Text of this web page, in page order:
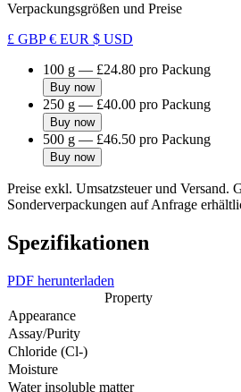
Verpackungsgrößen und Preise
£ GBP€ EUR $ USD
100 g — £24.80 pro Packung
Buy now
250 g — £40.00 pro Packung
Buy now
500 g — £46.50 pro Packung
Buy now
Preise exkl. Umsatzsteuer und Versand.
Sonderverpackungen auf Anfrage
Spezifikationen
PDF herunterladen
Property
Appearance
Assay/Purity
Chloride (Cl-)
Moisture
Water insoluble matter